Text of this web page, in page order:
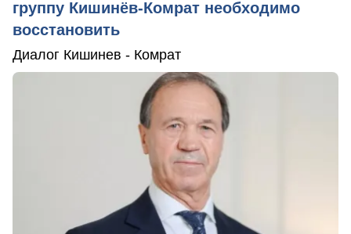
группу Кишинёв-Комрат необходимо
восстановить
Диалог Кишинев - Комрат